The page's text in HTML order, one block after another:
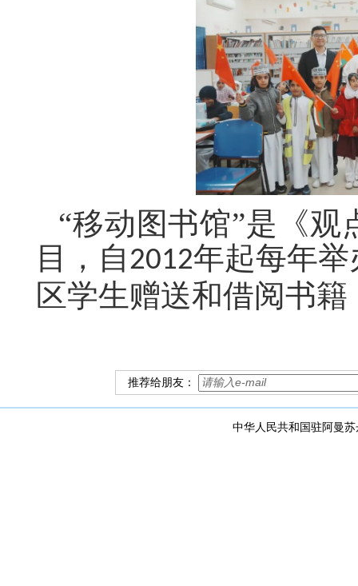
“移动图书馆”是《
目，自2012年起每年
区学生赠送和借阅书
推荐给朋友：
中华人民共和国驻阿曼